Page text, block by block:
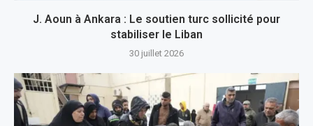
J. Aoun à Ankara : Le soutien turc sollicité pour
stabiliser le Liban
30 juillet 2026